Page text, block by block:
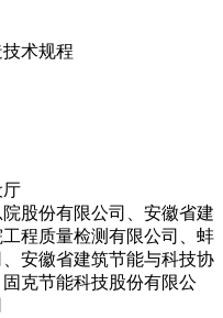
术规程
厅
股份有限公司、安徽省建
程质量检测有限公司、蚌
安徽省建筑节能与科技协
克节能科技股份有限公